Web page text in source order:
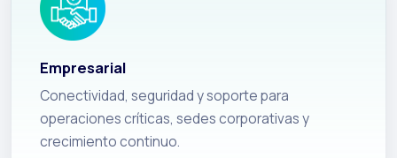
Empresarial
Conectividad, seguridad y soporte para
operaciones críticas, sedes corporativas y
crecimiento continuo.